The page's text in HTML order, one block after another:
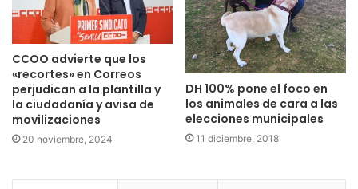
CCOO advierte que los
«recortes» en Correos
perjudican a la plantilla y
la ciudadanía y avisa de
movilizaciones
20 noviembre, 2024
DH 100% pone el foco en
los animales de cara a las
elecciones municipales
11 diciembre, 2018